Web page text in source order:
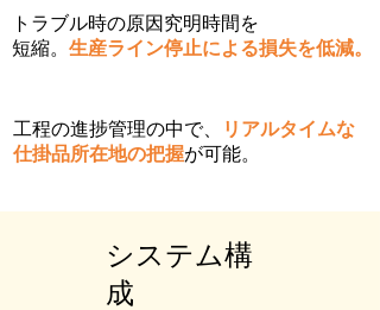
​トラブル時の原因究明時間を
短縮。 生産ライン停止による損失を低減。
工程の進捗管理の中で、
リアルタイムな
仕掛品所在地の把握が可能。
​システム構
成